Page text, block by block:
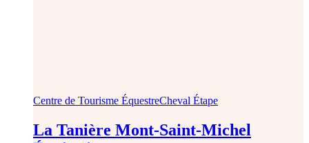
Centre de Tourisme ÉquestreCheval Étape
La Tanière Mont-Saint-Michel